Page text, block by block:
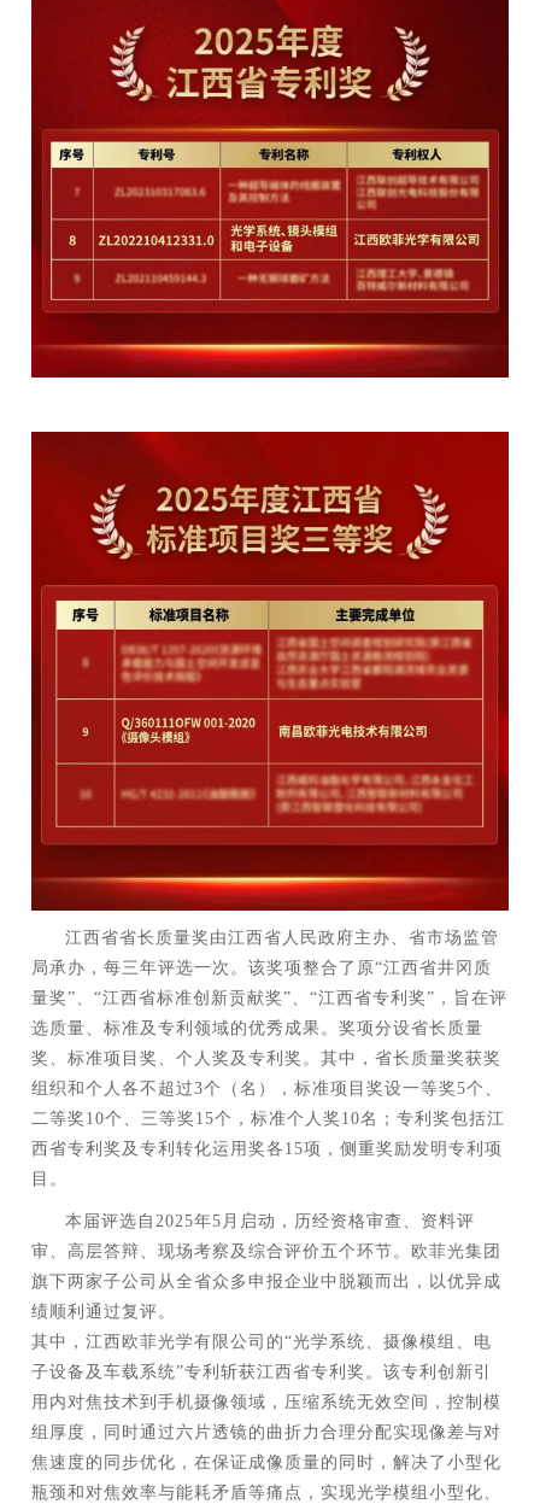
江西省省长质量奖由江西省人民政府主办、省市场监管
局承办，每三年评选一次。该奖项整合了原“江西省井冈质
量奖”、“江西省标准创新贡献奖”、“江西省专利奖”，旨在评
选质量、标准及专利领域的优秀成果。奖项分设省长质量
奖、标准项目奖、个人奖及专利奖。其中，省长质量奖获奖
组织和个人各不超过3个（名），标准项目奖设一等奖5个、
二等奖 10个、三等奖 15个，标准个人奖 10名；专利奖包括江
西省专利奖及专利转化运用奖各 15项，侧重奖励发明专利项
目。
本届评选自2025年5月启动，历经资格审查、资料评
审、高层答辩、现场考察及综合评价五个环节。欧菲光集团
旗下两家子公司从全省众多申报企业中脱颖而出，以优异成
绩顺利通过复评。
其中，江西欧菲光学有限公司的“光学系统、摄像模组、电
子设备及车载系统”专利斩获江西省专利奖。该专利创新引
用内对焦技术到手机摄像领域，压缩系统无效空间，控制模
组厚度，同时通过六片透镜的曲折力合理分配实现像差与对
焦速度的同步优化，在保证成像质量的同时，解决了小型化
瓶颈和对焦效率与能耗矛盾等痛点，实现光学模组小型化、